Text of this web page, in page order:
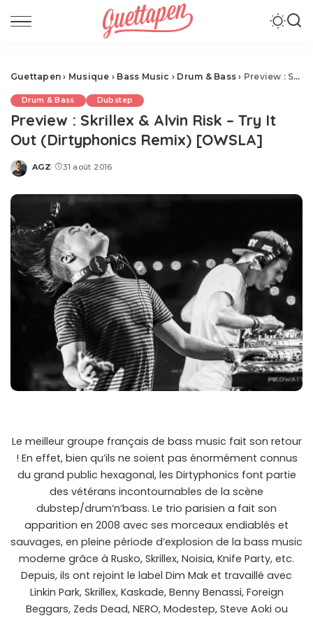
Guettapen › Musique › Bass Music › Drum & Bass › Preview : Skrillex & Alvin Risk – Try It Out (Dirtyphonics Remix) [OWSLA]
Drum & Bass Dubstep
Preview : Skrillex & Alvin Risk – Try It
Out (Dirtyphonics Remix) [OWSLA]
Posted
AGZ 31 août 2016
Le meilleur groupe français de bass music fait son retour
! En effet, bien qu’ils ne soient pas énormément connus
du grand public hexagonal, les Dirtyphonics font partie
des vétérans incontournables de la scène
dubstep/drum’n’bass. Le trio parisien a fait son
apparition en 2008 avec ses morceaux endiablés et
sauvages, en pleine période d’explosion de la bass music
moderne grâce à Rusko, Skrillex, Noisia, Knife Party, etc.
Depuis, ils ont rejoint le label Dim Mak et travaillé avec
Linkin Park, Skrillex, Kaskade, Benny Benassi, Foreign
Beggars, Zeds Dead, NERO, Modestep, Steve Aoki ou